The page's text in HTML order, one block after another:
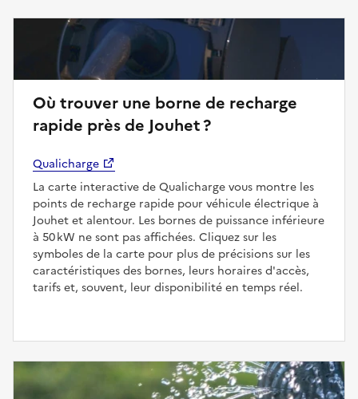
Où trouver une borne de recharge
rapide près de Jouhet ?
Qualicharge
La carte interactive de Qualicharge vous montre les
points de recharge rapide pour véhicule électrique à
Jouhet et alentour. Les bornes de puissance inférieure
à 50 kW ne sont pas affichées. Cliquez sur les
symboles de la carte pour plus de précisions sur les
caractéristiques des bornes, leurs horaires d'accès,
tarifs et, souvent, leur disponibilité en temps réel.